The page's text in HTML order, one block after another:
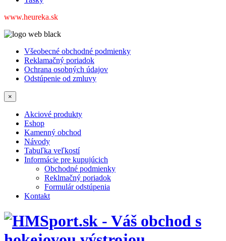
www.heureka.sk
Všeobecné obchodné podmienky
Reklamačný poriadok
Ochrana osobných údajov
Odstúpenie od zmluvy
×
Akciové produkty
Eshop
Kamenný obchod
Návody
Tabuľka veľkostí
Informácie pre kupujúcich
Obchodné podmienky
Reklmačný poriadok
Formulár odstúpenia
Kontakt